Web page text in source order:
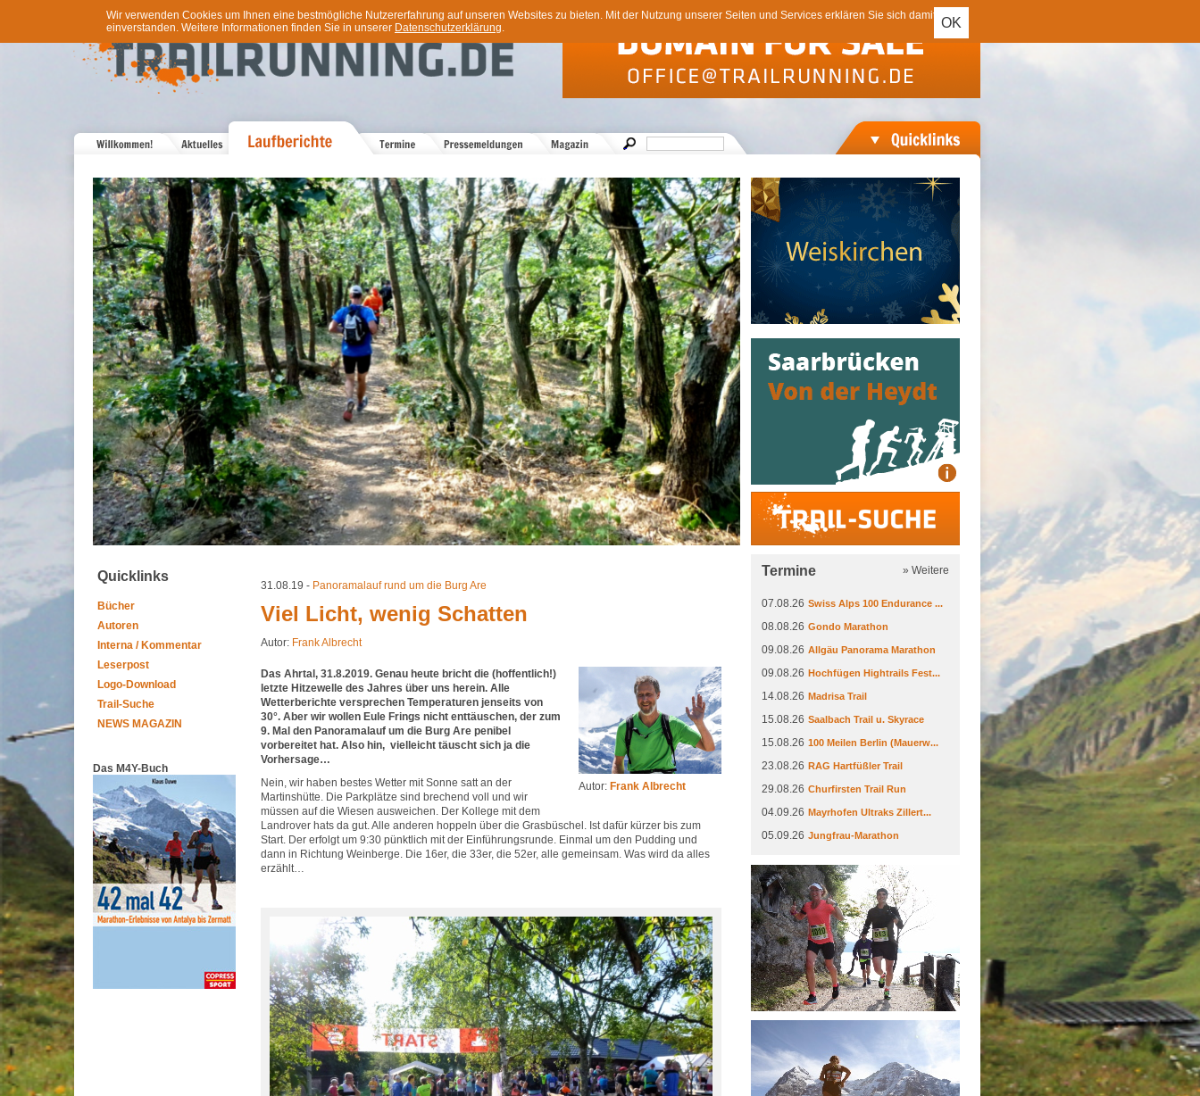
OK
Wir verwenden Cookies um Ihnen eine bestmögliche Nutzererfahrung auf unseren Websites zu bieten. Mit der Nutzung unserer Seiten und Services erklären Sie sich damit
einverstanden. Weitere Informationen finden Sie in unserer Datenschutzerklärung.
Quicklinks
Bücher
Autoren
Interna / Kommentar
Leserpost
Logo-Download
Trail-Suche
NEWS MAGAZIN
Das M4Y-Buch
31.08.19 - Panoramalauf rund um die Burg Are
Viel Licht, wenig Schatten
Autor: Frank Albrecht
Autor: Frank Albrecht
Das Ahrtal, 31.8.2019. Genau heute bricht die (hoffentlich!)
letzte Hitzewelle des Jahres über uns herein. Alle
Wetterberichte versprechen Temperaturen jenseits von
30°. Aber wir wollen Eule Frings nicht enttäuschen, der zum
9. Mal den Panoramalauf um die Burg Are penibel
vorbereitet hat. Also hin, vielleicht täuscht sich ja die
Vorhersage…
Nein, wir haben bestes Wetter mit Sonne satt an der
Martinshütte. Die Parkplätze sind brechend voll und wir
müssen auf die Wiesen ausweichen. Der Kollege mit dem
Landrover hats da gut. Alle anderen hoppeln über die Grasbüschel. Ist dafür kürzer bis zum
Start. Der erfolgt um 9:30 pünktlich mit der Einführungsrunde. Einmal um den Pudding und
dann in Richtung Weinberge. Die 16er, die 33er, die 52er, alle gemeinsam. Was wird da alles
erzählt…
Termine » Weitere
07.08.26 Swiss Alps 100 Endurance ...
08.08.26 Gondo Marathon
09.08.26 Allgäu Panorama Marathon
09.08.26 Hochfügen Hightrails Fest...
14.08.26 Madrisa Trail
15.08.26 Saalbach Trail u. Skyrace
15.08.26 100 Meilen Berlin (Mauerw...
23.08.26 RAG Hartfüßler Trail
29.08.26 Churfirsten Trail Run
04.09.26 Mayrhofen Ultraks Zillert...
05.09.26 Jungfrau-Marathon